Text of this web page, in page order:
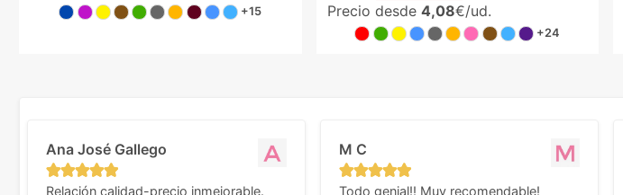
+15 Precio desde 4,08€/ud.
+24
Ana José Gallego
Relación calidad-precio inmejorable.
M C
Todo genial!! Muy recomendable!